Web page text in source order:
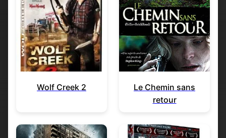
Wolf Creek 2
Le Chemin sans
retour